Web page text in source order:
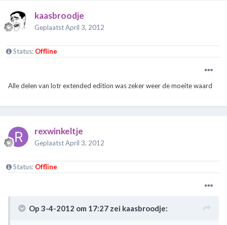
kaasbroodje
GeplaatstApril 3, 2012
Status: Offline
Alle delen van lotr extended edition was zeker weer de moeite waard
rexwinkeltje
GeplaatstApril 3, 2012
Status: Offline
Op 3-4-2012 om 17:27 zei kaasbroodje: